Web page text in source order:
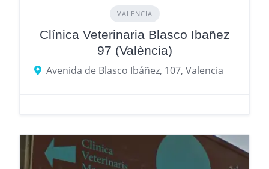
VALENCIA
Clínica Veterinaria Blasco Ibañez
97 (València)
Avenida de Blasco Ibáñez, 107, Valencia